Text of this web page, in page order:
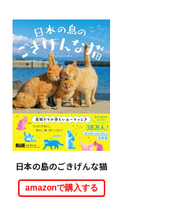
日本の島のごきげんな猫
amazonで購入する